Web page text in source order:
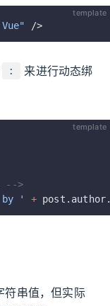
template
/>
:
来进行动态绑
template
-->
' +
符串值，但实际